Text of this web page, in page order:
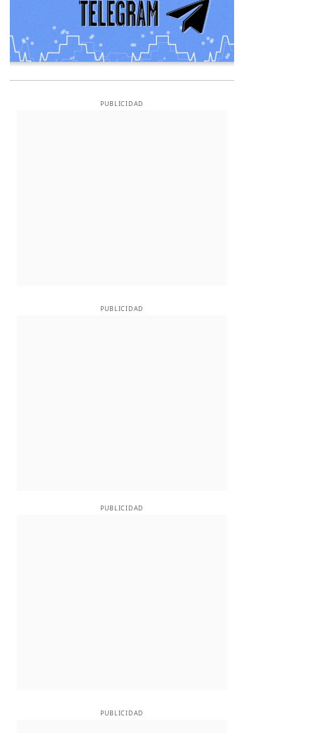
PUBLICIDAD
PUBLICIDAD
PUBLICIDAD
PUBLICIDAD